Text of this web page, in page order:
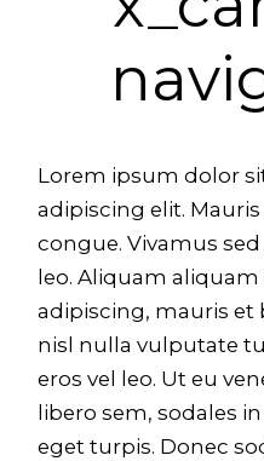
Lorem ipsum dolor
adipiscing elit.
congue. Vivamus
leo. Aliquam
adipiscing, mauris
nisl nulla vulputate
eros vel leo. Ut eu
libero sem, sodales
eget turpis. Donec